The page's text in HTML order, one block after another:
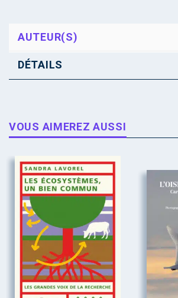
AUTEUR(S)
DÉTAILS
VOUS AIMEREZ AUSSI